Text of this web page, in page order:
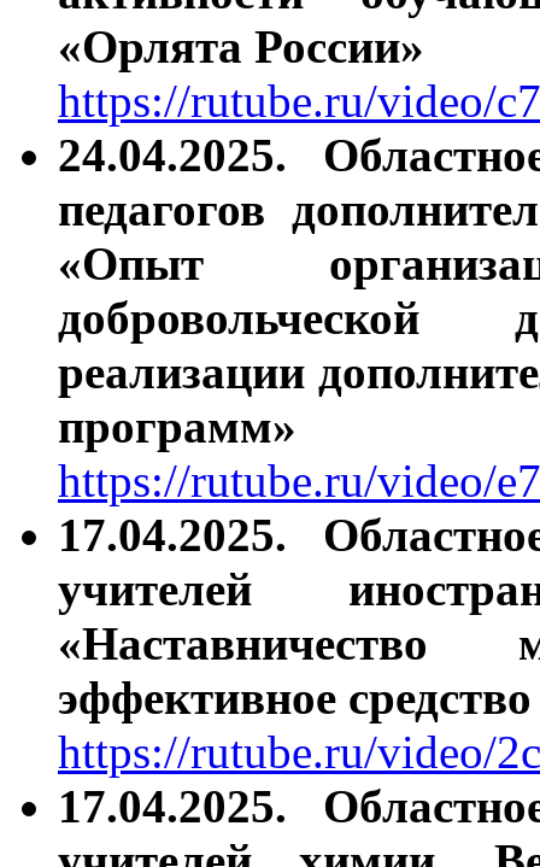
«Орлята России»
https://rutube.ru/video/
24.04.2025.
педагогов
«Опыт
реализации
программ»
https://rutube.ru/video/
17.04.2025.
учителей
эффективное
https://rutube.ru/video/
17.04.2025.